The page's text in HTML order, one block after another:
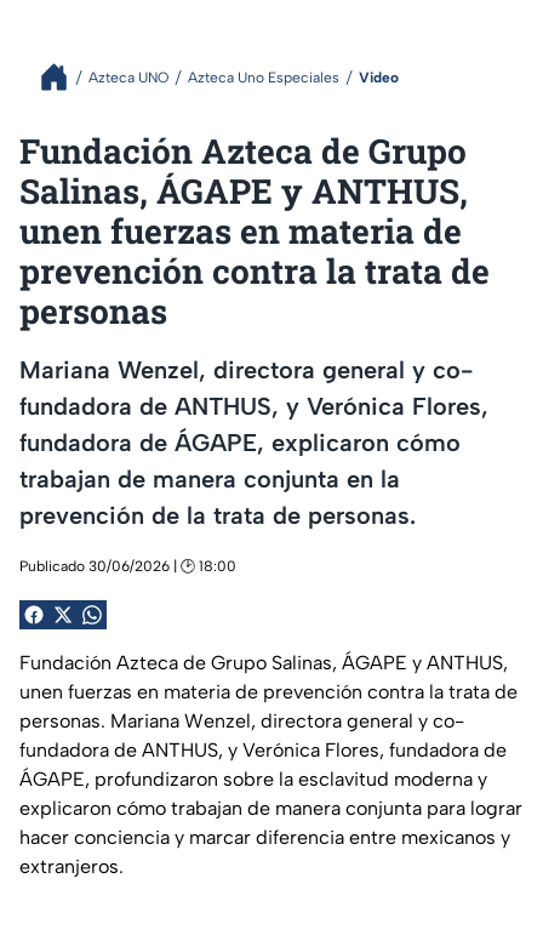
Azteca UNO Azteca Uno Especiales Video
Fundación Azteca de Grupo
Salinas, ÁGAPE y ANTHUS,
unen fuerzas en materia de
prevención contra la trata de
personas
Mariana Wenzel, directora general y co-
fundadora de ANTHUS, y Verónica Flores,
fundadora de ÁGAPE, explicaron cómo
trabajan de manera conjunta en la
prevención de la trata de personas.
Publicado 30/06/2026 | 🕑 18:00
Fundación Azteca de Grupo Salinas, ÁGAPE y ANTHUS,
unen fuerzas en materia de prevención contra la trata de
personas. Mariana Wenzel, directora general y co-
fundadora de ANTHUS, y Verónica Flores, fundadora de
ÁGAPE, profundizaron sobre la esclavitud moderna y
explicaron cómo trabajan de manera conjunta para lograr
hacer conciencia y marcar diferencia entre mexicanos y
extranjeros.